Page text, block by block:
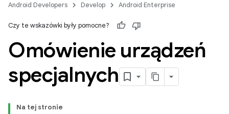
Android Developers Develop Android Enterprise
Czy te wskazówki były pomocne?
Omówienie urządzeń
specjalnych
Na tej stronie